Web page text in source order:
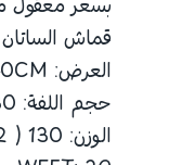
قماش الساتان
العرض: 240CM
حجم اللفة: 30 متر
الوزن: 130 GSM ( M2 )